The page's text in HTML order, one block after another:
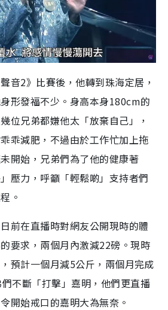
音2》比賽後，他轉到珠海定居，
形發福不少。身高本身180cm的
位兄弟都嫌他太「放棄自己」，
乖減肥，不過由於工作忙加上拖
開始，兄弟們為了他的健康著
壓力，呼籲「輕鬆啲」支持者們
。
前在直播時對網友公開現時的體
要求，兩個月內激減22磅。現時
預計一個月減5公斤，兩個月完成
不斷「打擊」嘉明，他們更直播
開始戒口的嘉明大為無奈。